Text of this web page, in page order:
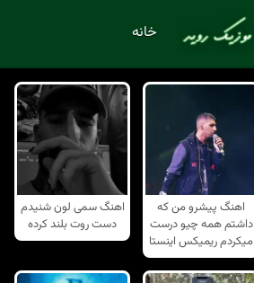
خانه
اهنگ پیشرو من که
داشتم همه چیو درست
میکردم ریمیکس اینستا
اهنگ سمی لون شنیدم
دست روت بلند کرده